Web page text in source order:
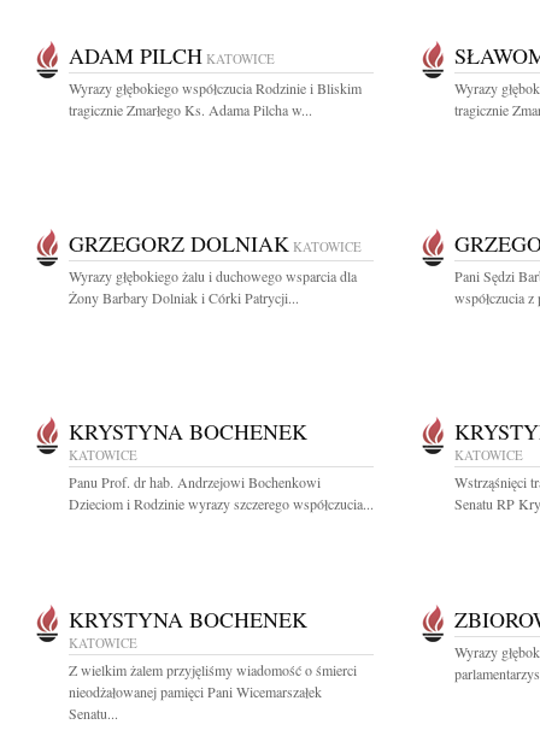
ADAM PILCH KATOWICE
Wyrazy głębokiego współczucia Rodzinie i Bliskim
tragicznie Zmarłego Ks. Adama Pilcha w...
Wyrazy
tragicznie
GRZEGORZ DOLNIAK KATOWICE
Wyrazy głębokiego żalu i duchowego wsparcia dla
Żony Barbary Dolniak i Córki Patrycji...
Pani Sędzi
współczucia
KRYSTYNA BOCHENEK
KATOWICE
Panu Prof. dr hab. Andrzejowi Bochenkowi
Dzieciom i Rodzinie wyrazy szczerego współczucia...
KATOWICE
Wstrząśnięci
Senatu RP
KRYSTYNA BOCHENEK
KATOWICE
Z wielkim żalem przyjęliśmy wiadomość o śmierci
nieodżałowanej pamięci Pani Wicemarszałek
Senatu...
Wyrazy